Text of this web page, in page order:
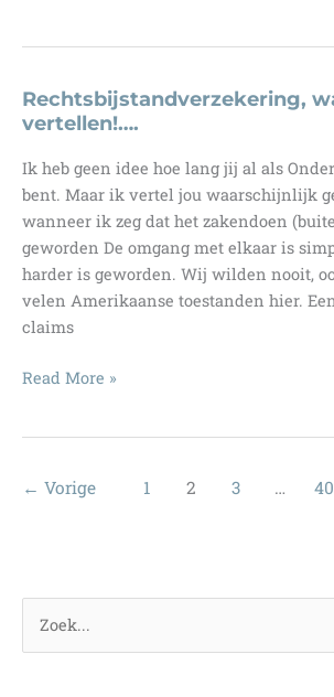
als
een
Rechtsbijstandverzekering,
vertellen!….
Ik heb geen idee hoe lang jij al als
bent. Maar ik vertel jou waarschijnlijk
wanneer ik zeg dat het zakendoen
geworden De omgang met elkaar is
harder is geworden. Wij wilden nooit,
velen Amerikaanse toestanden hier.
claims
Rechtsbijstandverzekering,
niet
Read More »
← Vorige 1 2 3 … 40